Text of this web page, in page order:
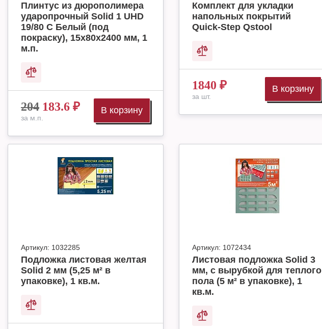
Плинтус из дюрополимера
ударопрочный Solid 1 UHD
19/80 C Белый (под
покраску), 15х80х2400 мм, 1
м.п.
204 183.6 ₽
за м.п.
В корзину
Комплект для укладки
напольных покрытий
Quick-Step Qstool
1840 ₽
за шт.
В корзину
Артикул: 1032285
Подложка листовая желтая
Solid 2 мм (5,25 м² в
упаковке), 1 кв.м.
Артикул: 1072434
Листовая подложка Solid 3
мм, с вырубкой для теплого
пола (5 м² в упаковке), 1
кв.м.